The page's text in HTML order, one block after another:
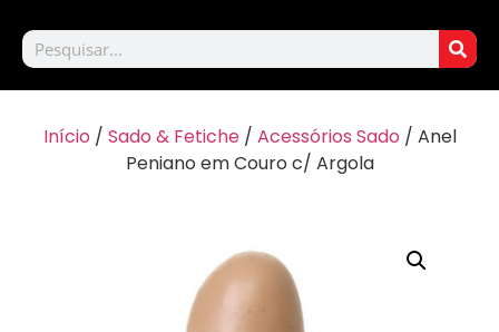
Início / Sado & Fetiche/ Acessórios Sado / Anel
Peniano em Couro c/ Argola